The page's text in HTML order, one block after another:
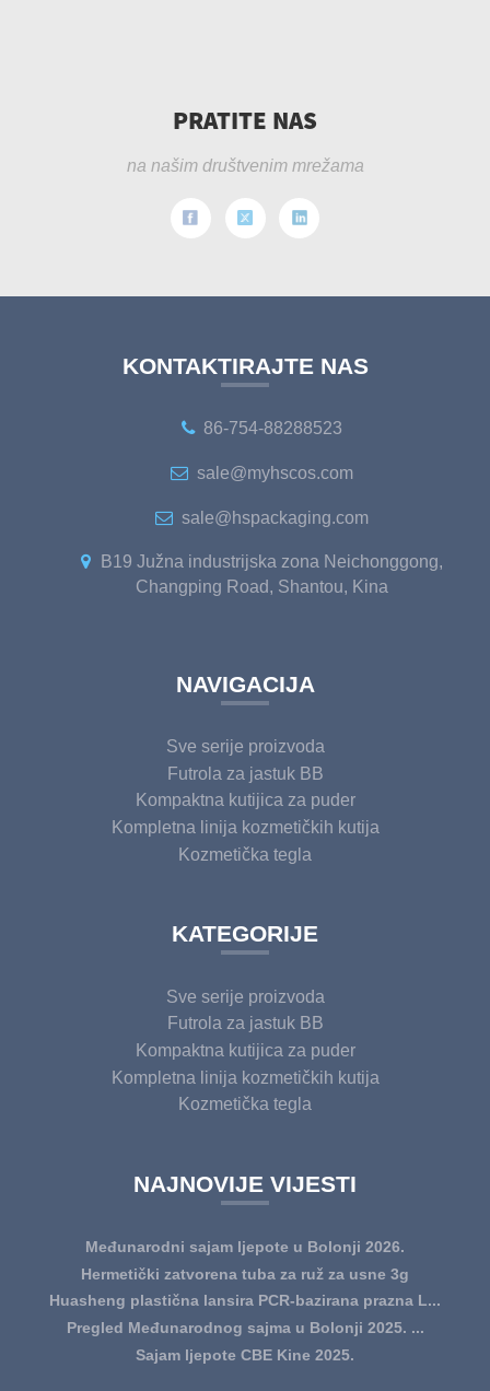
PRATITE NAS
na našim društvenim mrežama
KONTAKTIRAJTE NAS
86-754-88288523
sale@myhscos.com
sale@hspackaging.com
B19 Južna industrijska zona Neichonggong,
Changping Road, Shantou, Kina
NAVIGACIJA
Sve serije proizvoda
Futrola za jastuk BB
Kompaktna kutijica za puder
Kompletna linija kozmetičkih kutija
Kozmetička tegla
KATEGORIJE
Sve serije proizvoda
Futrola za jastuk BB
Kompaktna kutijica za puder
Kompletna linija kozmetičkih kutija
Kozmetička tegla
NAJNOVIJE VIJESTI
Međunarodni sajam ljepote u Bolonji 2026.
Hermetički zatvorena tuba za ruž za usne 3g
Huasheng plastična lansira PCR-bazirana prazna L...
Pregled Međunarodnog sajma u Bolonji 2025. ...
Sajam ljepote CBE Kine 2025.